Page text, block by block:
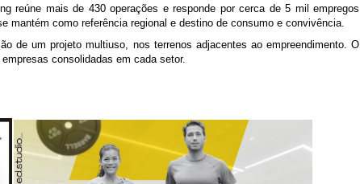
reúne mais de 430 operações e responde por cerca de 5 mil empregos
como referência regional e destino de consumo e convivência.
de um projeto multiuso, nos terrenos adjacentes ao empreendimento. O
consolidadas em cada setor.